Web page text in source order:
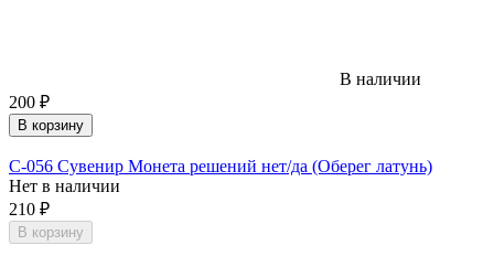
В наличии
200 ₽
В корзину
С-056 Сувенир Монета решений нет/да (Оберег латунь)
Нет в наличии
210 ₽
В корзину